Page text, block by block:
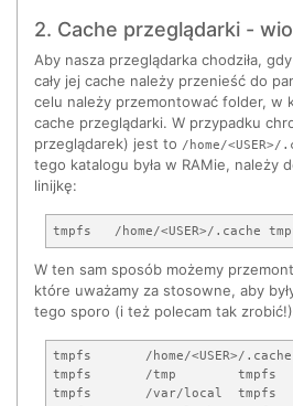
2. Cache przeglądarki -
Aby nasza przeglądarka chodziła,
cały jej cache należy przenieść do
celu należy przemontować folder, w
cache przeglądarki. W przypadku
przeglądarek) jest to /home/<USER>/
tego katalogu była w RAMie, należy
linijkę:
W ten sam sposób możemy
które uważamy za stosowne, aby
tego sporo (i też polecam tak
tmpfs       /home/<USER>/
tmpfs       /tmp        tmpfs
tmpfs       /var/local  tmpfs